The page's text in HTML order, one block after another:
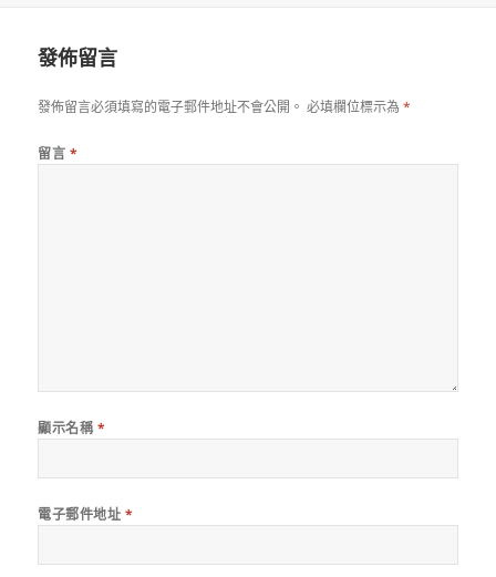
發佈留言
發佈留言必須填寫的電子郵件地址不會公開。 必填欄位標示為*
留言 *
顯示名稱 *
電子郵件地址 *